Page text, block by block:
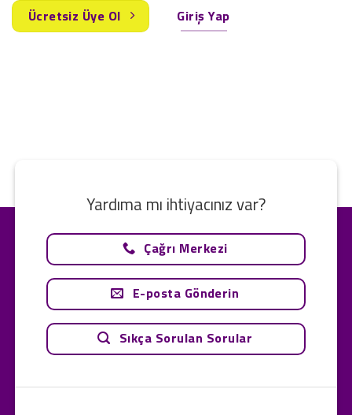
Ücretsiz Üye Ol Giriş Yap
Yardıma mı ihtiyacınız var?
Çağrı Merkezi
E-posta Gönderin
Sıkça Sorulan Sorular